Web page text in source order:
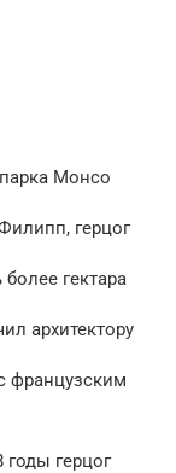
Монсо
герцог
гектара
архитектору
французским
годы герцог